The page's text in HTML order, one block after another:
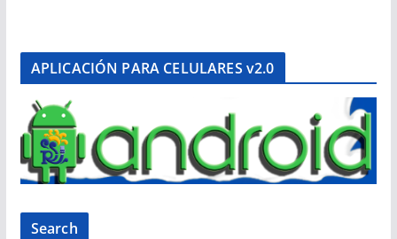
APLICACIÓN PARA CELULARES v2.0
Search